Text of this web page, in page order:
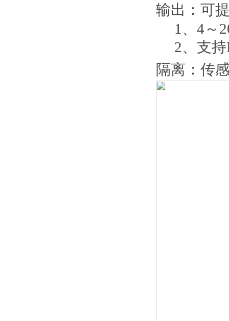
输出：可
1 、 4 ～
2、支持
隔离：传